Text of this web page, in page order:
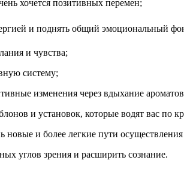
хочется позитивных перемен;
и поднять общий эмоциональный
и чувства;
систему;
изменения через вдыхание
и установок, которые водят вас по
новые и более легкие пути
углов зрения и расширить сознание.